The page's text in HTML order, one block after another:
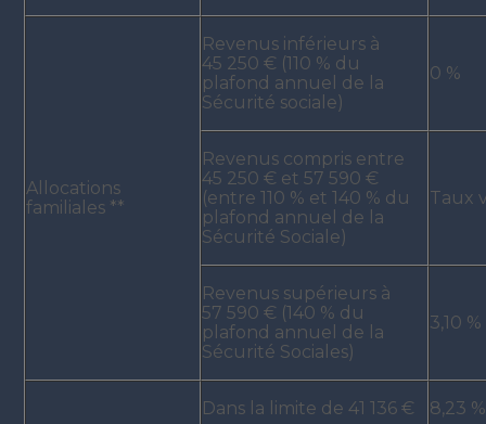
Allocations
familiales **
Revenus inférieurs à
45 250 € (110 % du
plafond annuel de la
Sécurité sociale)
0 %
Revenus compris entre
45 250 € et 57 590 €
(entre 110 % et 140 % du
plafond annuel de la
Sécurité Sociale)
Taux
Revenus supérieurs à
57 590 € (140 % du
plafond annuel de la
Sécurité Sociales)
3,10 %
Dans la limite de 41 136 € 8,23 %